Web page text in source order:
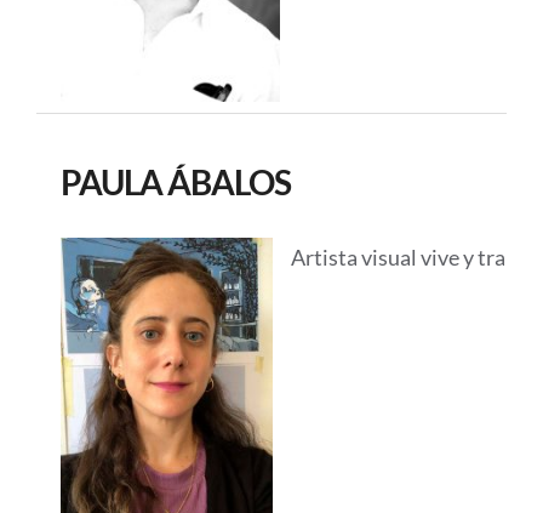
PAULA ÁBALOS
Artista visual vive y